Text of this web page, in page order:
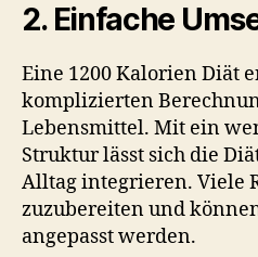
2. Einfache
Eine 1200 Kalorien Diät
komplizierten
Lebensmittel. Mit ein
Struktur lässt sich die
Alltag integrieren. Viele
zuzubereiten und
angepasst werden.